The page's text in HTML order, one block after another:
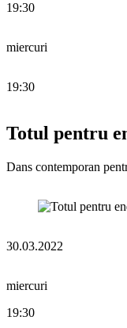
19:30
miercuri
19:30
Totul pentru
Dans contemporan
30.03.2022
miercuri
19:30